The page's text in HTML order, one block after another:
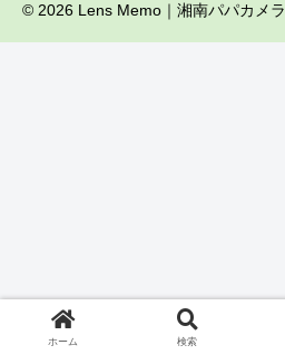
© 2026 Lens Memo｜湘南パパカメ
ホーム 検索